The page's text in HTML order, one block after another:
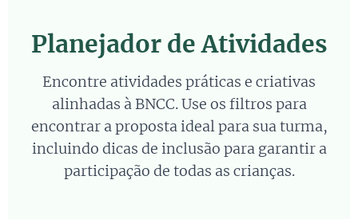
Planejador de Atividades
Encontre atividades práticas e criativas
alinhadas à BNCC. Use os filtros para
encontrar a proposta ideal para sua turma,
incluindo dicas de inclusão para garantir a
participação de todas as crianças.